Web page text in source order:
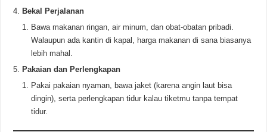
Bekal Perjalanan
Bawa makanan ringan, air minum, dan obat-obatan pribadi.
Walaupun ada kantin di kapal, harga makanan di sana biasanya
lebih mahal.
Pakaian dan Perlengkapan
Pakai pakaian nyaman, bawa jaket (karena angin laut bisa
dingin), serta perlengkapan tidur kalau tiketmu tanpa tempat
tidur.